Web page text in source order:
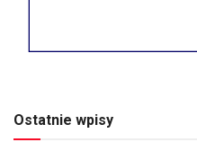
Ostatnie wpisy